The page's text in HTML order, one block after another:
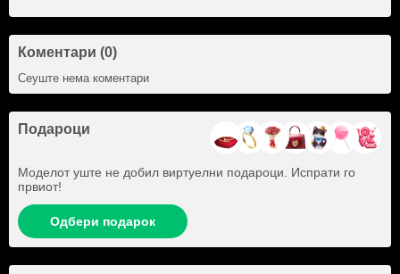
Коментари (0)
Сеуште нема коментари
Подароци
Моделот уште не добил виртуелни подароци. Испрати го
првиот!
Одбери подарок